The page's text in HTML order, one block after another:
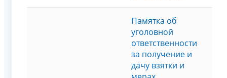
Памятка об
уголовной
ответственности
за получение и
дачу взятки и